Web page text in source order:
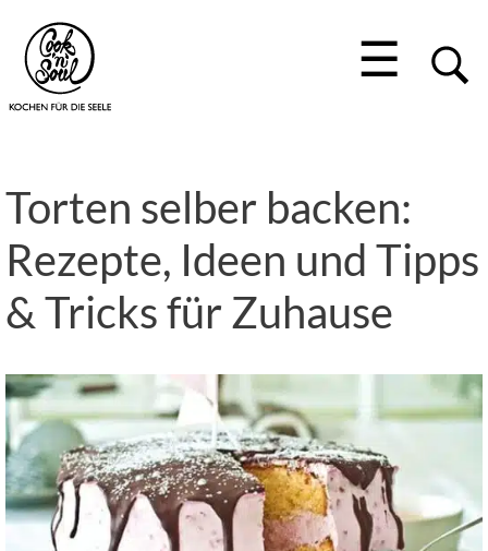
☰
Torten selber backen:
Rezepte, Ideen und Tipps
& Tricks für Zuhause